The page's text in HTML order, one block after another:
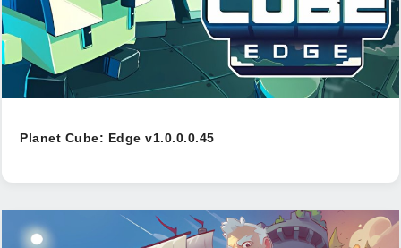
Planet Cube: Edge v1.0.0.0.45